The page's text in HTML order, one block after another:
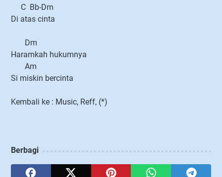
C Bb-Dm
Di atas cinta
Dm
Haramkah hukumnya
Am
Si miskin bercinta
Kembali ke : Music, Reff, (*)
Berbagi